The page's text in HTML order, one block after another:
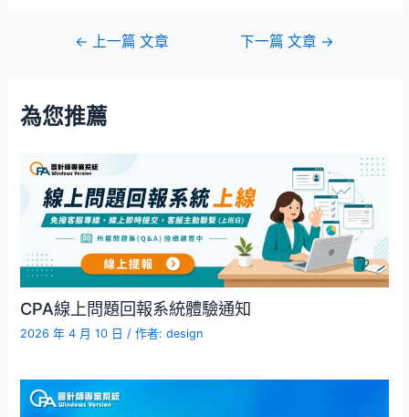
← 上一篇 文章 下一篇 文章 →
為您推薦
CPA線上問題回報系統體驗通知
2026 年 4 月 10 日/ 作者:design